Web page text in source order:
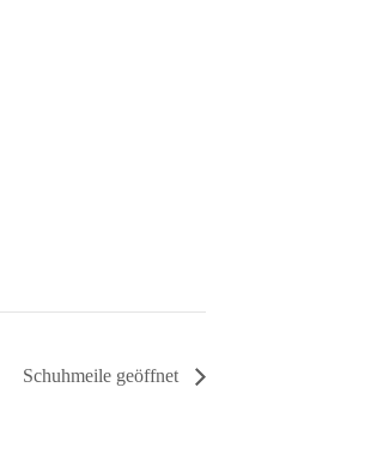
Schuhmeile geöffnet